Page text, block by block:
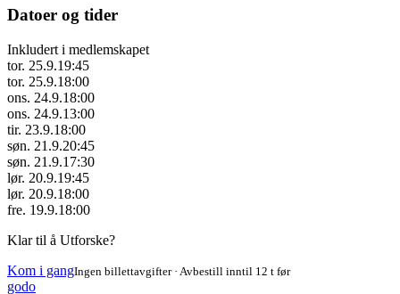
Datoer og tider
Inkludert i medlemskapet
tor. 25.9.19:45
tor. 25.9.18:00
ons. 24.9.18:00
ons. 24.9.13:00
tir. 23.9.18:00
søn. 21.9.20:45
søn. 21.9.17:30
lør. 20.9.19:45
lør. 20.9.18:00
fre. 19.9.18:00
Klar til å Utforske?
Kom i gangIngen billettavgifter · Avbestill inntil 12 t før
godo